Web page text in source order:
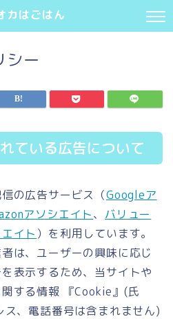
カはごはん
シー
ている広告について
の広告サービス（Googleア
アソシエイト、 バリュー
イト ）を利用しています。
は、ユーザーの興味に応じ
表示するため、当サイトや
する情報 『Cookie』(氏
、電話番号は含まれません)